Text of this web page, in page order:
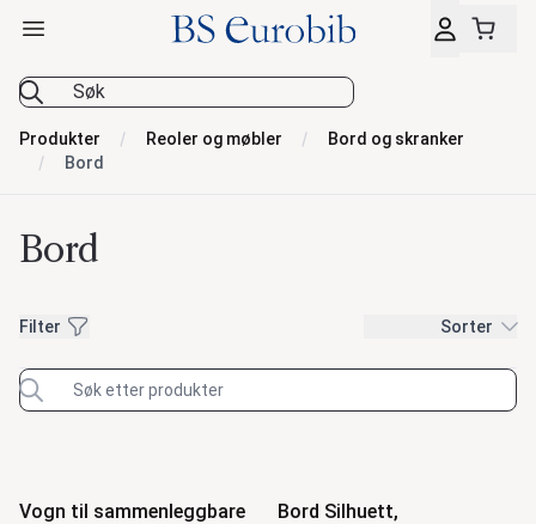
BS Eurobib
Åpne hovedmeny
Produkter Reoler og møbler
Bord og skranker
Bord
Bord
Filter
Filter Sorter
Produkter
Vogn til sammenleggbare
Bord Silhuett,